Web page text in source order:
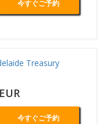
今すぐご予約
Treasury
今すぐご予約